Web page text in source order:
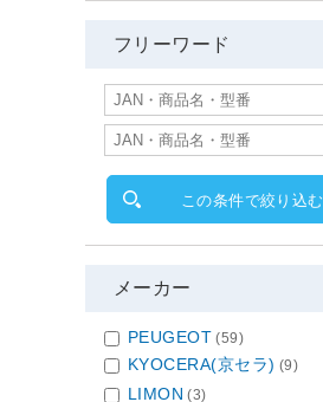
フリーワード
この条件で絞り込む
メーカー
PEUGEOT (59)
KYOCERA(京セラ) (9)
LIMON (3)